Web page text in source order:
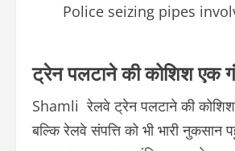
Police seizing pipes
ट्रेन पलटाने की कोशिश एक
Shamli रेलवे ट्रेन पलटाने की
बल्कि रेलवे संपत्ति को भी भारी